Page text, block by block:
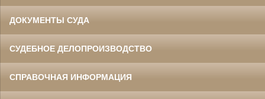
ДОКУМЕНТЫ СУДА
СУДЕБНОЕ ДЕЛОПРОИЗВОДСТВО
СПРАВОЧНАЯ ИНФОРМАЦИЯ